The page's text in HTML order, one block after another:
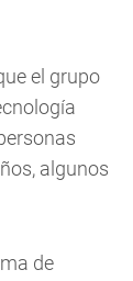
el grupo
algunos
de